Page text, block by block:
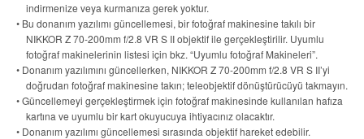
indirmenize veya kurmanıza gerek yoktur.
• Bu donanım yazılımı güncellemesi, bir fotoğraf makinesine takılı bir
NIKKOR Z 70-200mm f/2.8 VR S IIobjektif ile gerçekleştirilir. Uyumlu
fotoğraf makinelerinin listesi için bkz. “Uyumlu fotoğraf Makineleri”.
• Donanım yazılımını güncellerken, NIKKOR Z 70-200mm f/2.8 VR S II’yi
doğrudan fotoğraf makinesine takın; teleobjektif dönüştürücüyü takmayın.
• Güncellemeyi gerçekleştirmek için fotoğraf makinesinde kullanılan hafıza
kartına ve uyumlu bir kart okuyucuya ihtiyacınız olacaktır.
• Donanım yazılımı güncellemesi sırasında objektif hareket edebilir.